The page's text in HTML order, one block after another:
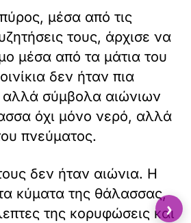
μέσα από τις
τους, άρχισε να
μέσα από τα μάτια του
δεν ήταν πια
σύμβολα αιώνιων
όχι μόνο νερό, αλλά
πνεύματος.
δεν ήταν αιώνια. Η
κύματα της θάλασσας,
της κορυφώσεις και
›